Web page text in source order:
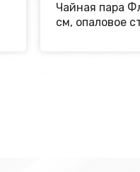
Чайная пара
см, опаловое